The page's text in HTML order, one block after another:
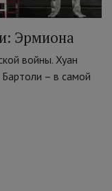
Эрмиона
войны. Хуан
– в самой